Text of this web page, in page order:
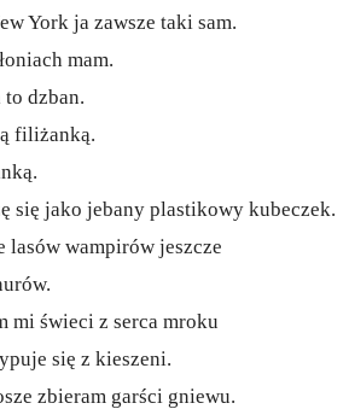
York ja zawsze taki sam.
mam.
dzban.
filiżanką.
się jako jebany plastikowy kubeczek.
lasów wampirów jeszcze
mi świeci z serca mroku
się z kieszeni.
zbieram garści gniewu.